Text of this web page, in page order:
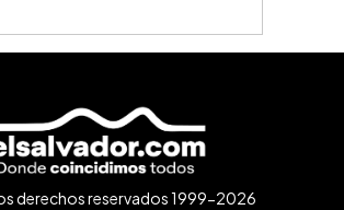
derechos reservados 1999-2026